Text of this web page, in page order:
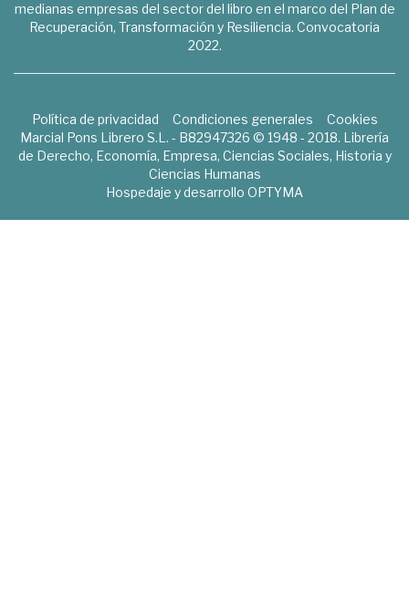
medianas empresas del sector del libro en el marco del Plan de
Recuperación, Transformación y Resiliencia. Convocatoria
2022.
Política de privacidad Condiciones generales
Cookies
Marcial Pons Librero S.L. - B82947326 © 1948 - 2018. Librería
de Derecho, Economía, Empresa, Ciencias Sociales, Historia y
Ciencias Humanas
Hospedaje y desarrollo OPTYMA